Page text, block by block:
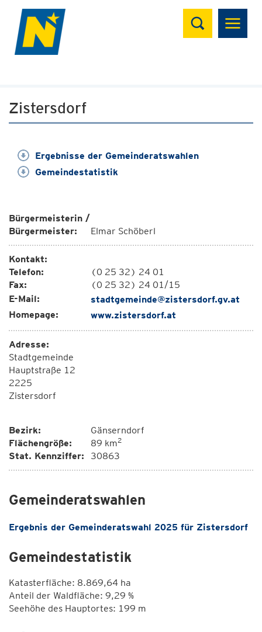
Suchen
Zistersdorf
Ergebnisse der Gemeinderatswahlen
Gemeindestatistik
Bürgermeisterin /
Bürgermeister:
Elmar Schöberl
Kontakt:
Telefon:
(0 25 32) 24 01
Fax:
(0 25 32) 24 01/15
E-Mail:
stadtgemeinde@zistersdorf.gv.at
Homepage:
www.zistersdorf.at
Adresse:
Stadtgemeinde
Hauptstraße 12
2225
Zistersdorf
Bezirk:
Gänserndorf
Flächengröße:
89 km2
Stat. Kennziffer: 30863
Gemeinderatswahlen
Ergebnis der Gemeinderatswahl 2025 für Zistersdorf
Gemeindestatistik
Katasterfläche: 8.869,64 ha
Anteil der Waldfläche: 9,29 %
Seehöhe des Hauptortes: 199 m